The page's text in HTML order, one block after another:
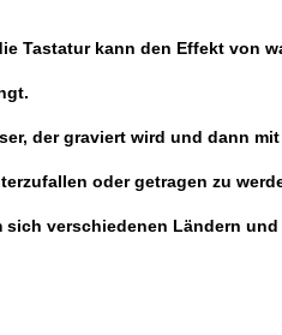
Tastatur kann den Effekt von
der graviert wird und dann
oder getragen zu
verschiedenen Ländern